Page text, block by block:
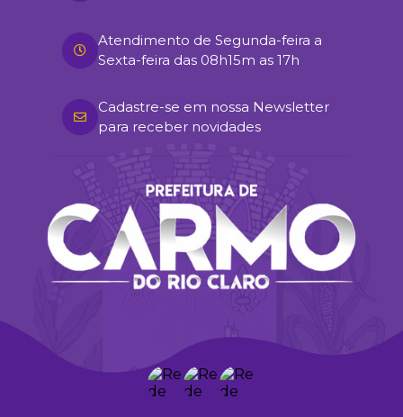
Atendimento de Segunda-feira a
Sexta-feira das 08h15m as 17h
Cadastre-se em nossa Newsletter
para receber novidades